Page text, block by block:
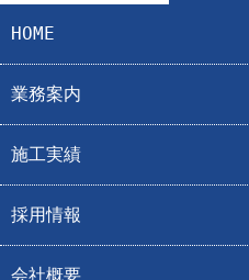
HOME
業務案内
施工実績
採用情報
会社概要